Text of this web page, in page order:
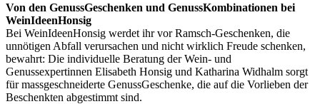
Von den GenussGeschenken und GenussKombinationen bei
WeinIdeenHonsig
Bei WeinIdeenHonsig werdet ihr vor Ramsch-Geschenken, die
unnötigen Abfall verursachen und nicht wirklich Freude schenken,
bewahrt: Die individuelle Beratung der Wein- und
Genussexpertinnen Elisabeth Honsig und Katharina Widhalm sorgt
für massgeschneiderte GenussGeschenke, die auf die Vorlieben der
Beschenkten abgestimmt sind.